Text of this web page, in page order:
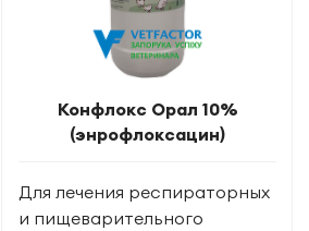
Конфлокс Орал 10%
(энрофлоксацин)
Для лечения респираторных
и пищеварительного